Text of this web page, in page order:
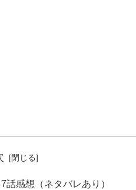
話感想（ネタバレあり）